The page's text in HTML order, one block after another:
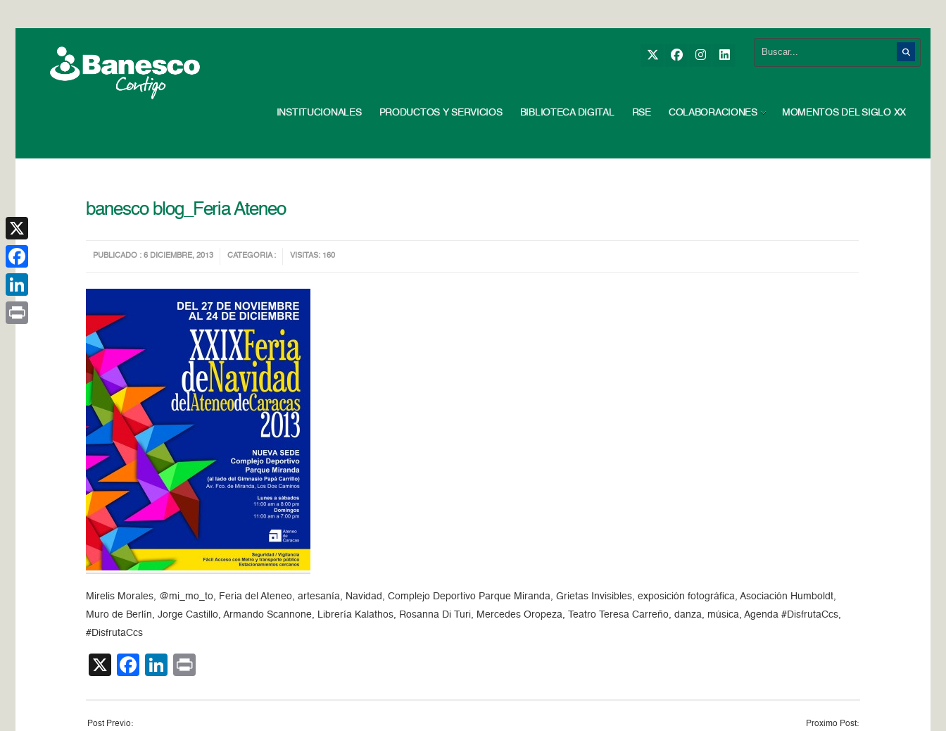
INSTITUCIONALES PRODUCTOS Y SERVICIOS BIBLIOTECA DIGITAL RSE COLABORACIONES MOMENTOS DEL SIGLO XX
banesco blog_Feria Ateneo
PUBLICADO : 6 DICIEMBRE, 2013 CATEGORIA : VISITAS: 160
Mirelis Morales, @mi_mo_to, Feria del Ateneo, artesanía, Navidad, Complejo Deportivo Parque Miranda, Grietas Invisibles, exposición fotográfica, Asociación Humboldt,
Muro de Berlín, Jorge Castillo, Armando Scannone, Librería Kalathos, Rosanna Di Turi, Mercedes Oropeza, Teatro Teresa Carreño, danza, música, Agenda #DisfrutaCcs,
#DisfrutaCcs
X Facebook
LinkedIn
Post Previo: Proximo Post:
X
Facebook
LinkedIn